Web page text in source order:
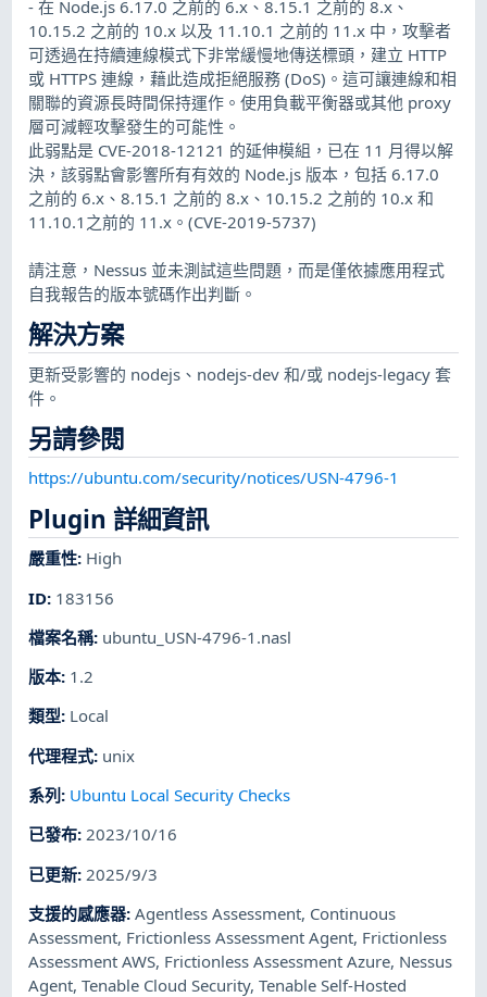
- 在 Node.js 6.17.0 之前的 6.x、8.15.1 之前的 8.x、
10.15.2 之前的 10.x 以及 11.10.1 之前的 11.x 中，攻擊者
可透過在持續連線模式下非常緩慢地傳送標頭，建立 HTTP
或 HTTPS 連線，藉此造成拒絕服務 (DoS)。這可讓連線和相
關聯的資源長時間保持運作。使用負載平衡器或其他 proxy
層可減輕攻擊發生的可能性。
此弱點是 CVE-2018-12121 的延伸模組，已在 11 月得以解
決，該弱點會影響所有有效的 Node.js 版本，包括 6.17.0
之前的 6.x、8.15.1 之前的 8.x、10.15.2 之前的 10.x 和
11.10.1之前的 11.x。(CVE-2019-5737)
請注意，Nessus 並未測試這些問題，而是僅依據應用程式
自我報告的版本號碼作出判斷。
解決方案
更新受影響的 nodejs、nodejs-dev 和/或 nodejs-legacy 套
件。
另請參閱
https://ubuntu.com/security/notices/USN-4796-1
Plugin 詳細資訊
嚴重性: High
ID: 183156
檔案名稱: ubuntu_USN-4796-1.nasl
版本: 1.2
類型: Local
代理程式: unix
系列 : Ubuntu Local Security Checks
已發布:2023/10/16
已更新: 2025/9/3
支援的感應器:Agentless Assessment, Continuous
Assessment, Frictionless Assessment Agent, Frictionless
Assessment AWS, Frictionless Assessment Azure, Nessus
Agent,Tenable Cloud Security,Tenable Self-Hosted